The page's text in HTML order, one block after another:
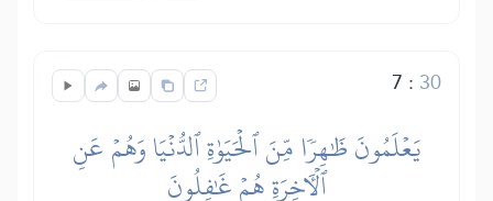
7 : 30
يَعۡلَمُونَ ظَٰهِرٗا مِّنَ ٱلۡحَيَوٰةِ ٱلدُّنۡيَا وَهُمۡ عَنِ
ٱلۡأٓخِرَةِ هُمۡ غَٰفِلُونَ